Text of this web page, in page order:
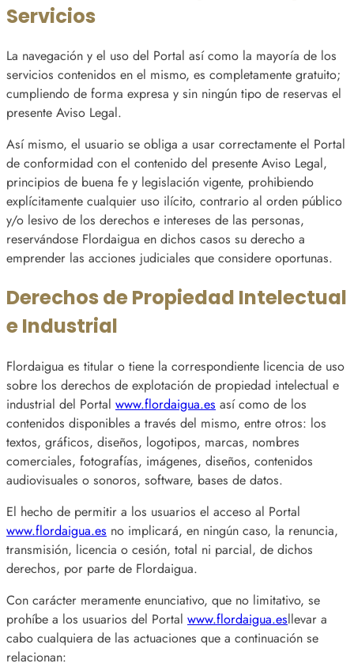
Servicios
La navegación y el uso del Portal así como la mayoría de los
servicios contenidos en el mismo, es completamente gratuito;
cumpliendo de forma expresa y sin ningún tipo de reservas el
presente Aviso Legal.
Así mismo, el usuario se obliga a usar correctamente el Portal
de conformidad con el contenido del presente Aviso Legal,
principios de buena fe y legislación vigente, prohibiendo
explícitamente cualquier uso ilícito, contrario al orden público
y/o lesivo de los derechos e intereses de las personas,
reservándose Flordaigua en dichos casos su derecho a
emprender las acciones judiciales que considere oportunas.
Derechos de Propiedad Intelectual
e Industrial
Flordaigua es titular o tiene la correspondiente licencia de uso
sobre los derechos de explotación de propiedad intelectual e
industrial del Portal www.flordaigua.es así como de los
contenidos disponibles a través del mismo, entre otros: los
textos, gráficos, diseños, logotipos, marcas, nombres
comerciales, fotografías, imágenes, diseños, contenidos
audiovisuales o sonoros, software, bases de datos.
El hecho de permitir a los usuarios el acceso al Portal
www.flordaigua.es no implicará, en ningún caso, la renuncia,
transmisión, licencia o cesión, total ni parcial, de dichos
derechos, por parte de Flordaigua.
Con carácter meramente enunciativo, que no limitativo, se
prohíbe a los usuarios del Portal www.flordaigua.esllevar a
cabo cualquiera de las actuaciones que a continuación se
relacionan: